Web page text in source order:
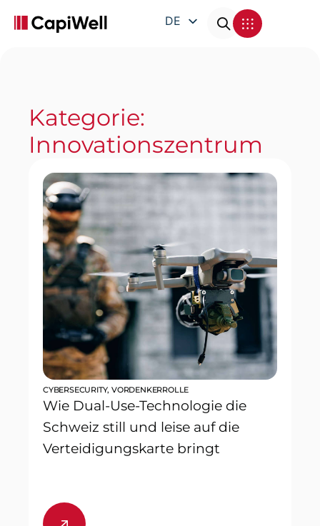
DE
Kategorie:
Innovationszentrum
CYBERSECURITY,VORDENKERROLLE
Wie Dual-Use-Technologie die
Schweiz still und leise auf die
Verteidigungskarte bringt